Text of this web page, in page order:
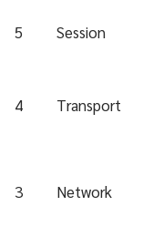
5 Session
4 Transport
3 Network